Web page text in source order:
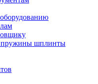
пружины шплинты